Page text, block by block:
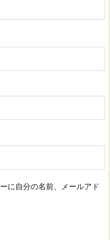
に自分の名前、メールアド